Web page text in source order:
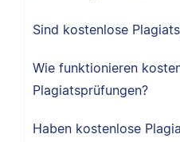
Sind kostenlose
Wie funktionieren
Plagiatsprüfungen?
Haben kostenlose